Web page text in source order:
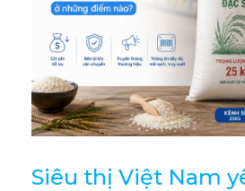
Siêu thị Việt Nam